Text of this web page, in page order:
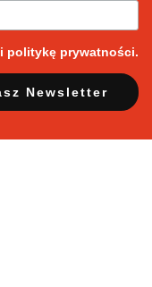
i politykę prywatności.